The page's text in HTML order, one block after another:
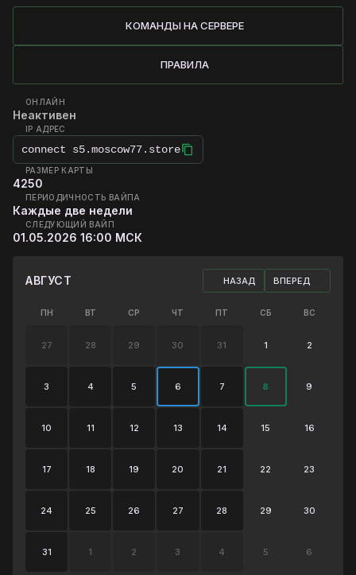
КОМАНДЫ НА СЕРВЕРЕ
ПРАВИЛА
ОНЛАЙН
Неактивен
IP АДРЕС
connect s5.moscow77.store
РАЗМЕР КАРТЫ
4250
ПЕРИОДИЧНОСТЬ ВАЙПА
Каждые две недели
СЛЕДУЮЩИЙ ВАЙП
01.05.2026 16:00 МСК
АВГУСТ НАЗАД ВПЕРЕД
ПН ВТ СР ЧТ ПТ СБ ВС
27 28 29 30 31 1 2
3 4 5 6 7 8 9
10 11 12 13 14 15 16
17 18 19 20 21 22 23
24 25 26 27 28 29 30
31 1 2 3 4 5 6